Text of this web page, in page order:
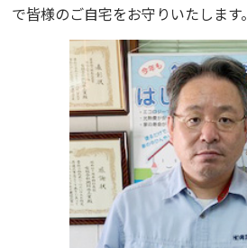
で皆様のご自宅をお守りいたします。